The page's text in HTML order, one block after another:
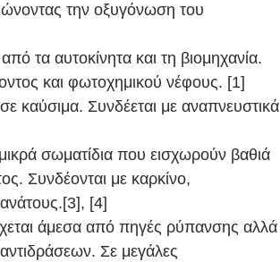
την οξυγόνωση του
τα αυτοκίνητα και τη βιομηχανία.
και φωτοχημικού νέφους. [1]
καύσιμα. Συνδέεται με αναπνευστικά
σωματίδια που εισχωρούν βαθιά
Συνδέονται με καρκίνο,
[4]
άμεσα από πηγές ρύπανσης αλλά
Σε μεγάλες